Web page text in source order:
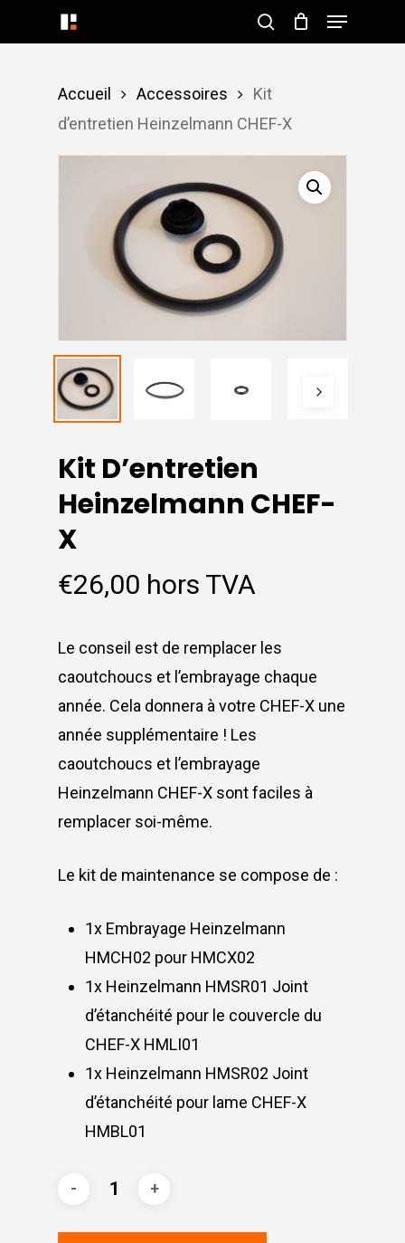
to
search
Menu
Accueil Accessoires
Kit
d’entretien Heinzelmann CHEF-X
Kit D’entretien
Heinzelmann CHEF-
X
€26,00 hors TVA
Le conseil est de remplacer les
caoutchoucs et l’embrayage chaque
année. Cela donnera à votre CHEF-X une
année supplémentaire ! Les
caoutchoucs et l’embrayage
Heinzelmann CHEF-X sont faciles à
remplacer soi-même.
Le kit de maintenance se compose de :
1x Embrayage Heinzelmann
HMCH02 pour HMCX02
1x Heinzelmann HMSR01 Joint
d’étanchéité pour le couvercle du
CHEF-X HMLI01
1x Heinzelmann HMSR02 Joint
d’étanchéité pour lame CHEF-X
HMBL01